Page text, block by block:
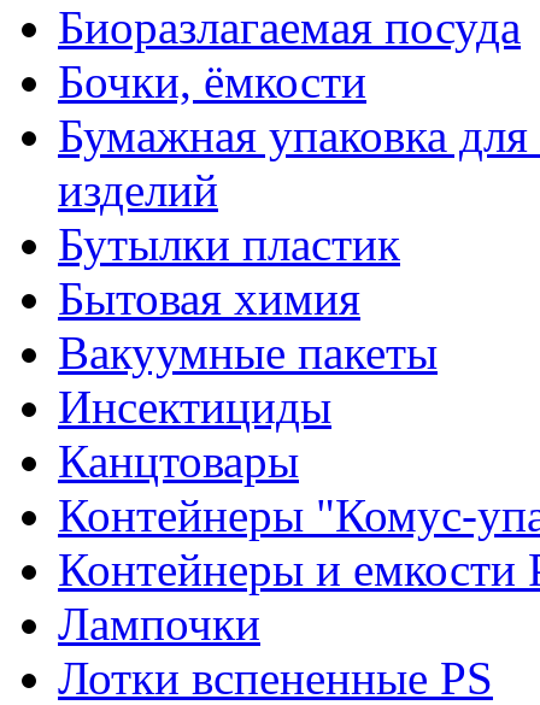
Биоразлагаемая посуда
Бочки, ёмкости
Бумажная упаковка
изделий
Бутылки пластик
Бытовая химия
Вакуумные пакеты
Инсектициды
Канцтовары
Контейнеры "Комус-
Контейнеры и емкости
Лампочки
Лотки вспененные PS